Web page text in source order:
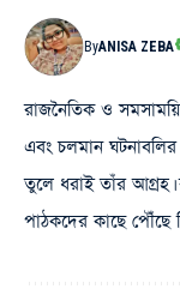
ByANISA ZEBA
রাজনৈতিক ও
এবং চলমান
তুলে ধরাই তাঁর আগ্রহ।
পাঠকদের কাছে পৌঁছে